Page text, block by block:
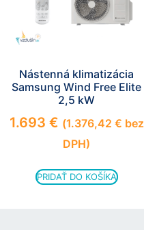
Nástenná klimatizácia
Samsung Wind Free Elite
2,5 kW
1.693 € (1.376,42 € bez
DPH)
PRIDAŤ DO KOŠÍKA